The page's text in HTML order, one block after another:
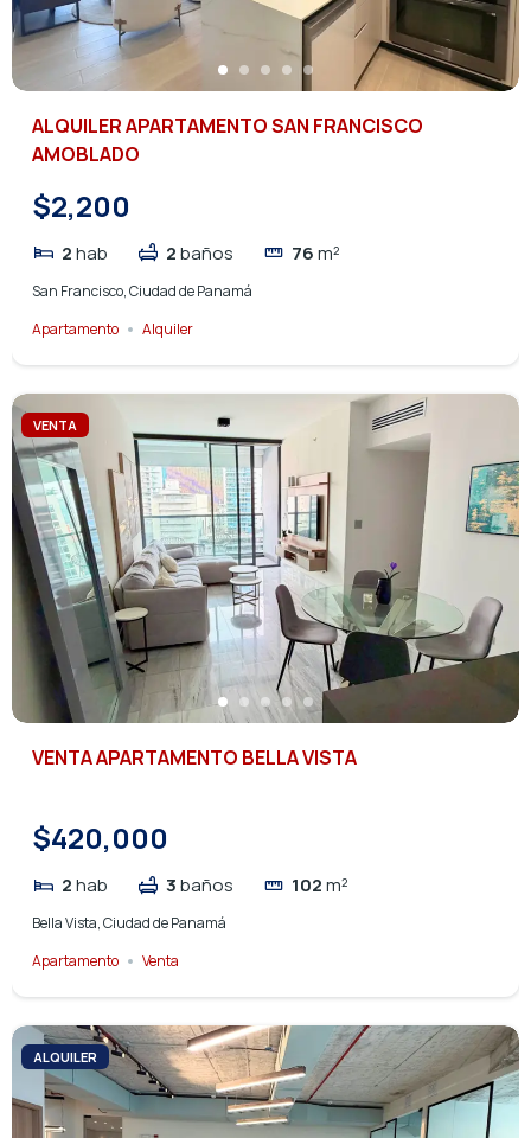
ALQUILER APARTAMENTO SAN FRANCISCO
AMOBLADO
$2,200
2hab 2baños 76m²
San Francisco, Ciudad de Panamá
Apartamento
Alquiler
VENTA
VENTA APARTAMENTO BELLA VISTA
$420,000
2hab 3baños 102m²
Bella Vista, Ciudad de Panamá
Apartamento
Venta
ALQUILER